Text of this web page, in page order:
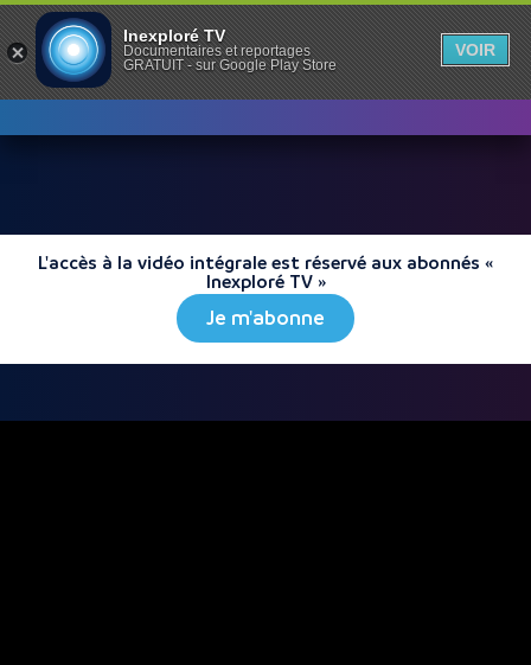
L'accès à la vidéo intégrale est réservé aux abonnés «
Inexploré TV »
Je m'abonne
Inexploré TV
Documentaires et reportages
GRATUIT - sur Google Play Store
VOIR